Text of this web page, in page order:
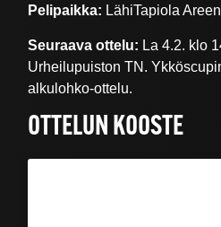
Pelipaikka: LähiTapiola
Seuraava ottelu: La 4.2. klo
Urheilupuiston TN.
alkulohko-ottelu.
OTTELUN KOOSTE